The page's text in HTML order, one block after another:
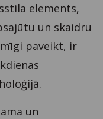
elements,
un skaidru
paveikt, ir
un